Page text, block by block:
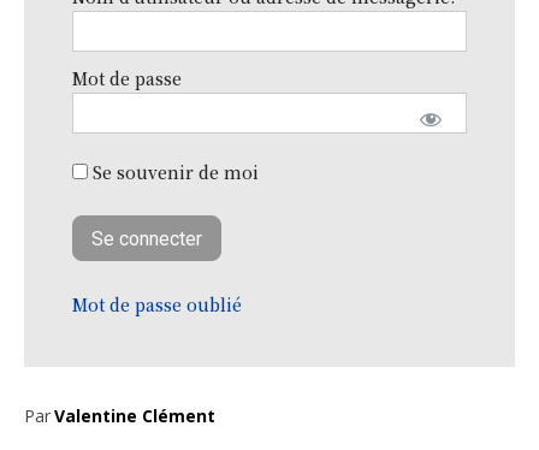
Mot de passe
Se souvenir de moi
Mot de passe oublié
ParValentine Clément